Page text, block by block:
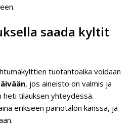
saada kyltit
tuotantoaika voidaan
, jos aineisto on valmis ja
tilauksen yhteydessä.
erikseen painotalon kanssa, ja